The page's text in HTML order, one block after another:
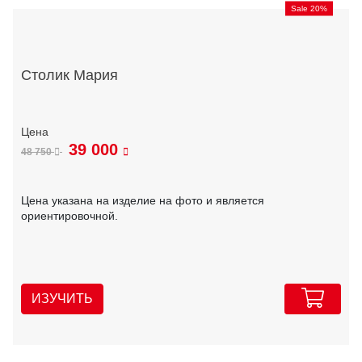
Sale 20%
Столик Мария
48 750 39 000
Цена указана на изделие на фото и является
ориентировочной.
ИЗУЧИТЬ